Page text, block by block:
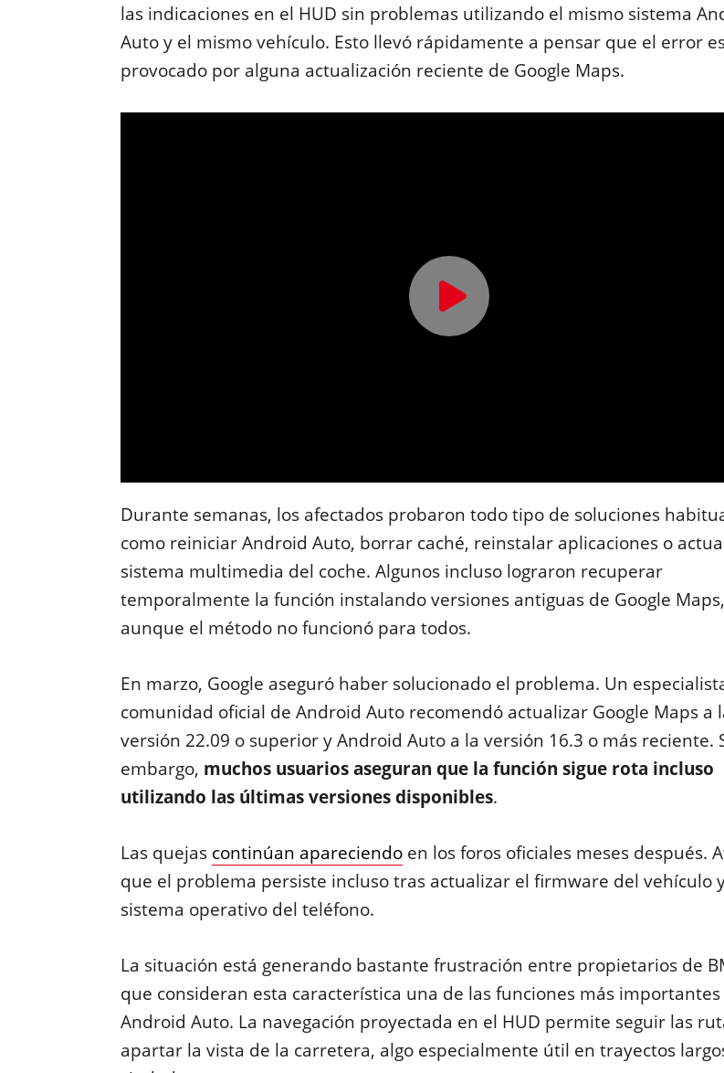
las indicaciones en el HUD sin problemas utilizando el mismo sistema
Auto y el mismo vehículo. Esto llevó rápidamente a pensar que el error
provocado por alguna actualización reciente de Google Maps.
Durante semanas, los afectados probaron todo tipo de soluciones
como reiniciar Android Auto, borrar caché, reinstalar aplicaciones o
sistema multimedia del coche. Algunos incluso lograron recuperar
temporalmente la función instalando versiones antiguas de Google Maps,
aunque el método no funcionó para todos.
En marzo, Google aseguró haber solucionado el problema. Un
comunidad oficial de Android Auto recomendó actualizar Google Maps a
versión 22.09 o superior y Android Auto a la versión 16.3 o más reciente.
embargo, muchos usuarios aseguran que la función sigue rota incluso
utilizando las últimas versiones disponibles.
Las quejas continúan apareciendoen los foros oficiales meses después.
que el problema persiste incluso tras actualizar el firmware del vehículo
sistema operativo del teléfono.
La situación está generando bastante frustración entre propietarios de
que consideran esta característica una de las funciones más importantes
Android Auto. La navegación proyectada en el HUD permite seguir las
apartar la vista de la carretera, algo especialmente útil en trayectos